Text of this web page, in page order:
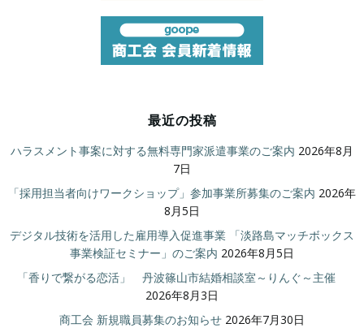
最近の投稿
ハラスメント事案に対する無料専門家派遣事業のご案内 2026年8月
7日
「採用担当者向けワークショップ」参加事業所募集のご案内 2026年
8月5日
デジタル技術を活用した雇用導入促進事業 「淡路島マッチボックス
事業検証セミナー」のご案内 2026年8月5日
「香りで繋がる恋活」 丹波篠山市結婚相談室～りんぐ～主催
2026年8月3日
商工会 新規職員募集のお知らせ 2026年7月30日